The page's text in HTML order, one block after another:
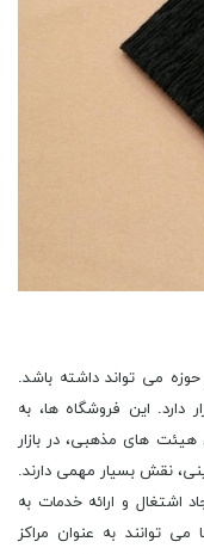
حوزه می تواند داشته باشد.
دارد. این فروشگاه ها، به
های مذهبی، در بازار
نقش بسیار مهمی دارند.
اشتغال و ارائه خدمات به
توانند به عنوان مراکز